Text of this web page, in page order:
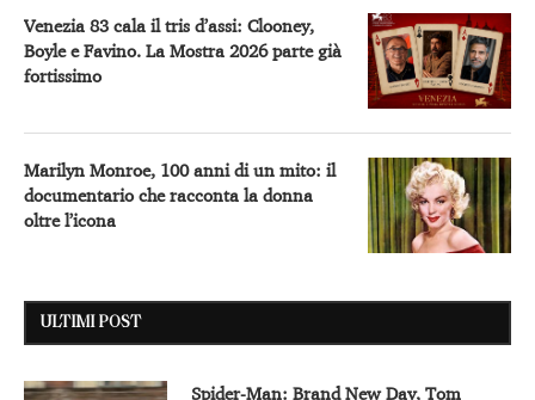
Venezia 83 cala il tris d’assi: Clooney,
Boyle e Favino. La Mostra 2026 parte già
fortissimo
Marilyn Monroe, 100 anni di un mito: il
documentario che racconta la donna
oltre l’icona
ULTIMI POST
Spider-Man: Brand New Day, Tom